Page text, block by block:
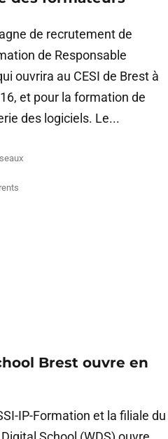
de recrutement de
de Responsable
ouvrira au CESI de Brest à
et pour la formation de
des logiciels. Le...
Brest ouvre en
IP-Formation et la filiale du